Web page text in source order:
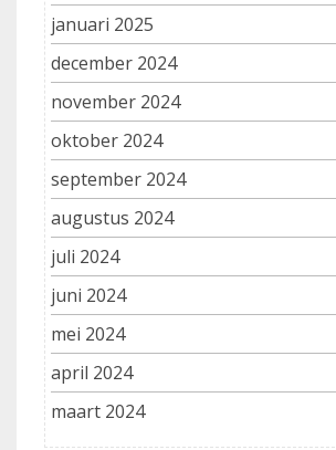
januari 2025
december 2024
november 2024
oktober 2024
september 2024
augustus 2024
juli 2024
juni 2024
mei 2024
april 2024
maart 2024